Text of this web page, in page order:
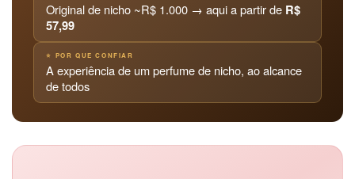
Original de nicho ~R$ 1.000 → aqui a partir de R$
57,99
⭐ POR QUE CONFIAR
A experiência de um perfume de nicho, ao alcance
de todos